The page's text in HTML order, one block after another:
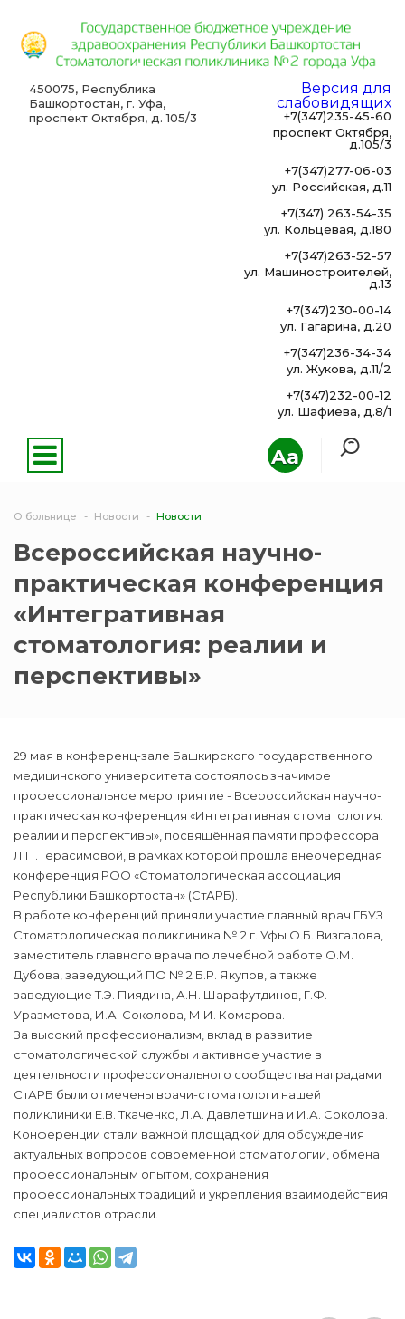
Aa
450075, Республика
Башкортостан, г. Уфа,
проспект Октября, д. 105/3
Версия для
слабовидящих
+7(347)235-45-60
проспект Октября,
д.105/3
+7(347)277-06-03
ул. Российская, д.11
+7(347) 263-54-35
ул. Кольцевая, д.180
+7(347)263-52-57
ул. Машиностроителей,
д.13
+7(347)230-00-14
ул. Гагарина, д.20
+7(347)236-34-34
ул. Жукова, д.11/2
+7(347)232-00-12
ул. Шафиева, д.8/1
О больнице Новости Новости
Всероссийская научно-
практическая конференция
«Интегративная
стоматология: реалии и
перспективы»
29 мая в конференц-зале Башкирского государственного
медицинского университета состоялось значимое
профессиональное мероприятие - Всероссийская научно-
практическая конференция «Интегративная стоматология:
реалии и перспективы», посвящённая памяти профессора
Л.П. Герасимовой, в рамках которой прошла внеочередная
конференция РОО «Стоматологическая ассоциация
Республики Башкортостан» (СтАРБ).
В работе конференций приняли участие главный врач ГБУЗ
Стоматологическая поликлиника № 2 г. Уфы О.Б. Визгалова,
заместитель главного врача по лечебной работе О.М.
Дубова, заведующий ПО № 2 Б.Р. Якупов, а также
заведующие Т.Э. Пиядина, А.Н. Шарафутдинов, Г.Ф.
Уразметова, И.А. Соколова, М.И. Комарова.
За высокий профессионализм, вклад в развитие
стоматологической службы и активное участие в
деятельности профессионального сообщества наградами
СтАРБ были отмечены врачи-стоматологи нашей
поликлиники Е.В. Ткаченко, Л.А. Давлетшина и И.А. Соколова.
Конференции стали важной площадкой для обсуждения
актуальных вопросов современной стоматологии, обмена
профессиональным опытом, сохранения
профессиональных традиций и укрепления взаимодействия
специалистов отрасли.